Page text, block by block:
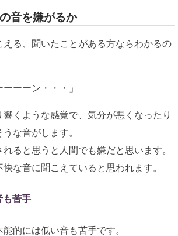
音を嫌がるか
える、聞いたことがある方ならわかるの
ーーーン・・・」
響くような感覚で、気分が悪くなったり
な音がします。
ると思うと人間でも嫌だと思います。
な音に聞こえていると思われます。
も苦手
的には低い音も苦手です。